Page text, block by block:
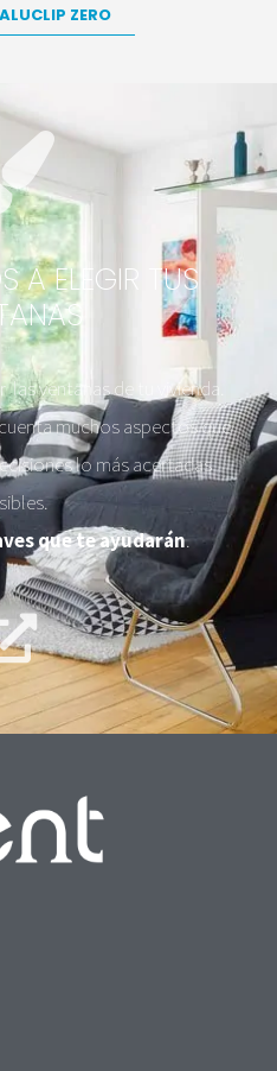
ALUCLIP ZERO
A ELEGIR TUS
ventanas de tu vivienda.
muchos aspectos que
lo más acertadas
que te ayudarán.